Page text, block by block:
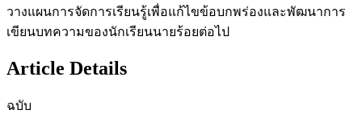
วางแผนการจัดการเรียนรู้เพื่อแก้ไขข้อบกพร่องและพัฒนาการ
เขียนบทความของนักเรียนนายร้อยต่อไป
Article Details
ฉบับ